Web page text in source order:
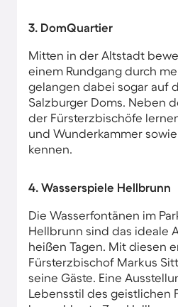
3. DomQuartier
Mitten in der Altstadt
einem Rundgang durch
gelangen dabei sogar auf
Salzburger Doms. Neben
der Fürsterzbischöfe
und Wunderkammer
kennen.
4. Wasserspiele Hellbrunn
Die Wasserfontänen im
Hellbrunn sind das ideale
heißen Tagen. Mit diesen
Fürsterzbischof Markus
seine Gäste. Eine
Lebensstil des geistlichen